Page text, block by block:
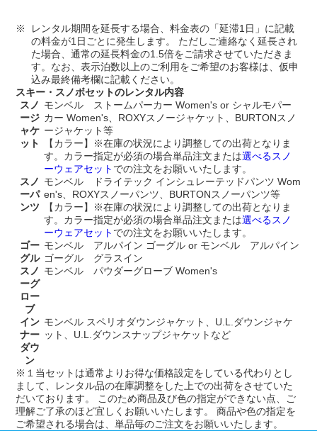
レンタル期間を延長する場合、料金表の「延滞1日」に記載
の料金が1日ごとに発生します。 ただしご連絡なく延長され
た場合、通常の延長料金の1.5倍をご請求させていただきま
す。なお、表示泊数以上のご利用をご希望のお客様は、仮申
込み最終備考欄に記載ください。
スキー・スノボセットのレンタル内容
スノ
ージ
ャケ
ット
モンベル ストームパーカー Women's or シャルモパー
カー Women's、ROXYスノージャケット、BURTONスノ
ージャケット等
【カラー】※在庫の状況により調整しての出荷となりま
す。カラー指定が必須の場合単品注文または選べるスノ
ーウェアセット での注文をお願いいたします。
スノ
ーパ
ンツ
モンベル ドライテック インシュレーテッドパンツ Wom
en's、ROXYスノーパンツ、BURTONスノーパンツ等
【カラー】※在庫の状況により調整しての出荷となりま
す。カラー指定が必須の場合単品注文または選べるスノ
ーウェアセット での注文をお願いいたします。
ゴー
グル
モンベル アルパイン ゴーグル or モンベル アルパイン
ゴーグル グラスイン
スノ
ーグ
ロー
ブ
モンベル パウダーグローブ Women's
イン
ナー
ダウ
ン
モンベル スペリオダウンジャケット、U.L.ダウンジャケ
ット、U.L.ダウンスナップジャケットなど
※１当セットは通常よりお得な価格設定をしている代わりとし
まして、レンタル品の在庫調整をした上での出荷をさせていた
だいております。 このため商品及び色の指定ができない点、ご
理解ご了承のほど宜しくお願いいたします。 商品や色の指定を
ご希望される場合は、単品毎のご注文をお願いいたします。